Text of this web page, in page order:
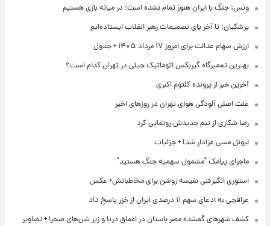
ونس: جنگ با ایران هنوز تمام نشده است؛ در میانه بازی هستیم
پزشکیان: تا آخر پای تصمیمات رهبر انقلاب ایستاده‌ایم
ارزش سهام عدالت برای امروز ۱۷ مرداد ۱۴۰۵ + جدول
بهترین تعمیرگاه گیربکس اتوماتیک جیلی در تهران کدام است؟
آخرین خبر از پرونده کلثوم اکبری
علت اصلی آلودگی هوای تهران در روزهای اخیر
رضا شکاری از تیم جدیدش رونمایی کرد
لیونل مسی عزادار شد! + جزئیات
ماجرای پیامک "مشمول سهمیه جنگ هستید"
استوری انگیزشی نفیسه روشن برای مخاطبانش+ عکس
عراقچی به ادعای سهم ۱۱ درصدی ایران از خزر پاسخ داد
کشف شهرهای گمشده مصر باستان در اعماق دریا و زیر شن‌های صحرا + تصاویر